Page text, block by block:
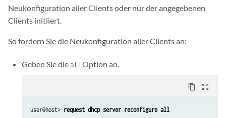
Neukonfiguration aller Clients oder nur der angegebenen
Clients initiiert.
So fordern Sie die Neukonfiguration aller Clients an:
Geben Sie dieall Option an.
content_copy zoom_out_map
user@host> request dhcp server reconfigure all